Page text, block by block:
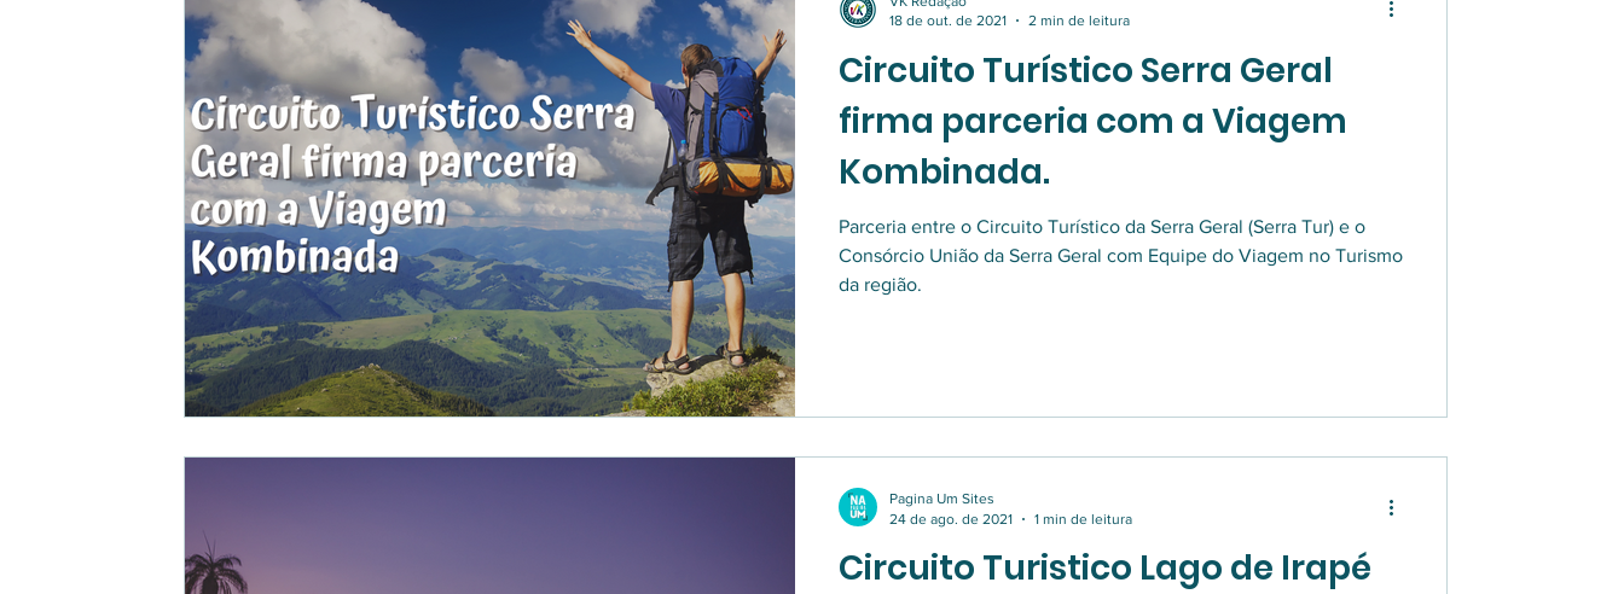
Circuito Turístico Serra Geral
firma parceria com a Viagem
Kombinada.
Parceria entre o Circuito Turístico da Serra Geral (Serra Tur) e o
Consórcio União da Serra Geral com Equipe do Viagem no Turismo
da região.
18 de out. de 2021
2 min de leitura
Circuito Turistico Lago de Irapé
Pagina Um Sites
24 de ago. de 2021
1 min de leitura